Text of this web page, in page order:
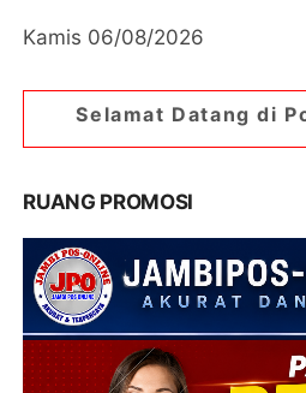
Kamis 06/08/2026
di Portal Berita
RUANG PROMOSI